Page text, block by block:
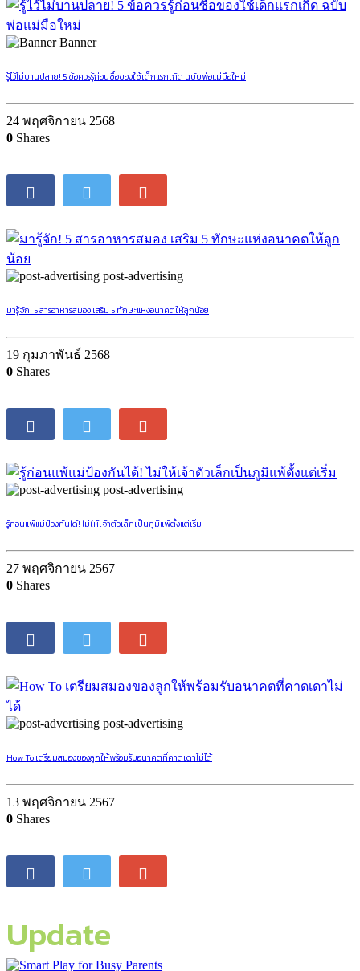
Banner
รู้ไว้ไม่บานปลาย! 5 ข้อควรรู้ก่อนซื้อของใช้เด็กแรกเกิด ฉบับพ่อแม่มือใหม่
24 พฤศจิกายน 2568
0 Shares
post-advertising
มารู้จัก! 5 สารอาหารสมอง เสริม 5 ทักษะแห่งอนาคตให้ลูกน้อย
19 กุมภาพันธ์ 2568
0 Shares
post-advertising
รู้ก่อนแพ้แม่ป้องกันได้! ไม่ให้เจ้าตัวเล็กเป็นภูมิแพ้ตั้งแต่เริ่ม
27 พฤศจิกายน 2567
0 Shares
post-advertising
How To เตรียมสมองของลูกให้พร้อมรับอนาคตที่คาดเดาไม่ได้
13 พฤศจิกายน 2567
0 Shares
Update